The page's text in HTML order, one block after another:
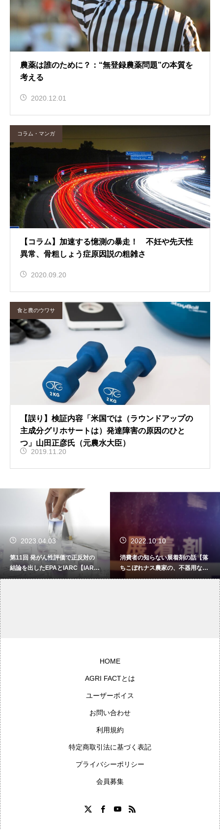
農薬は誰のために？：“無登録農薬問題”の本質を
考える
2020.12.01
コラム・マンガ
【コラム】加速する憶測の暴走！ 不妊や先天性
異常、骨粗しょう症原因説の粗雑さ
2020.09.20
食と農のウワサ
【誤り】検証内容「米国では（ラウンドアップの
主成分グリホサートは）発達障害の原因のひと
つ」山田正彦氏（元農水大臣）
2019.11.20
2023.04.03
第11回 発がん性評価で正反対の
結論を出したEPAとIARC【IARC
に食の安全を委ねてはいけない】
2022.10.10
消費者の知らない展着剤の話【落
ちこぼれナス農家の、不器用な日
常】
HOME
AGRI FACTとは
ユーザーボイス
お問い合わせ
利用規約
特定商取引法に基づく表記
プライバシーポリシー
会員募集